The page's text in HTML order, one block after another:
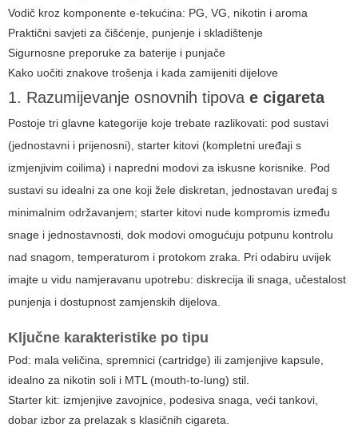
Vodič kroz komponente e-tekućina: PG, VG, nikotin i aroma
Praktični savjeti za čišćenje, punjenje i skladištenje
Sigurnosne preporuke za baterije i punjače
Kako uočiti znakove trošenja i kada zamijeniti dijelove
1. Razumijevanje osnovnih tipova e cigareta
Postoje tri glavne kategorije koje trebate razlikovati: pod sustavi
(jednostavni i prijenosni), starter kitovi (kompletni uređaji s
izmjenjivim coilima) i napredni modovi za iskusne korisnike. Pod
sustavi su idealni za one koji žele diskretan, jednostavan uređaj s
minimalnim održavanjem; starter kitovi nude kompromis između
snage i jednostavnosti, dok modovi omogućuju potpunu kontrolu
nad snagom, temperaturom i protokom zraka. Pri odabiru uvijek
imajte u vidu namjeravanu upotrebu: diskrecija ili snaga, učestalost
punjenja i dostupnost zamjenskih dijelova.
Ključne karakteristike po tipu
Pod: mala veličina, spremnici (cartridge) ili zamjenjive kapsule,
idealno za nikotin soli i MTL (mouth-to-lung) stil.
Starter kit: izmjenjive zavojnice, podesiva snaga, veći tankovi,
dobar izbor za prelazak s klasičnih cigareta.